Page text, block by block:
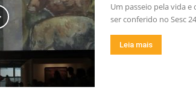
Um passeio pela vida
ser conferido no Sesc
Leia mais